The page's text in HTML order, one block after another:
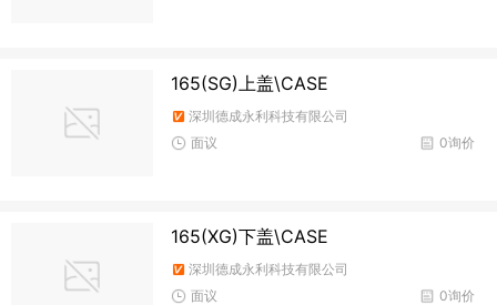
165(SG)上盖\CASE
深圳德成永利科技有限公司
0询价
面议
165(XG)下盖\CASE
深圳德成永利科技有限公司
0询价
面议